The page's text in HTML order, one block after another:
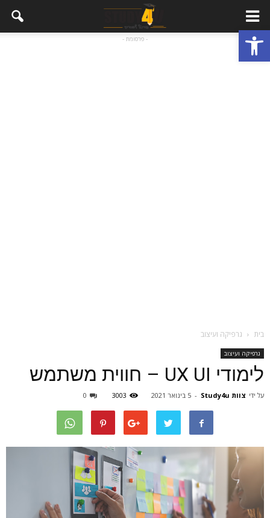
פתח סרגל נגישות - פרסומת -
בית גרפיקה ועיצוב
גרפיקה ועיצוב
לימודי UX UI – חווית משתמש
על ידי צוות Study4u - 5 בינואר 2021 3003
0